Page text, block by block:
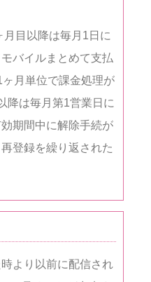
目以降は毎月1日に
バイルまとめて支払
月単位で課金処理が
降は毎月第1営業日に
期間中に解除手続が
登録を繰り返された
より以前に配信され